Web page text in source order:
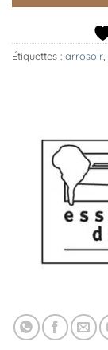
Étiquettes : arrosoir,